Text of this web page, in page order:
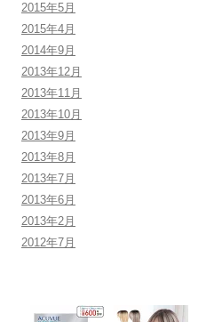
2015年5月
2015年4月
2014年9月
2013年12月
2013年11月
2013年10月
2013年9月
2013年8月
2013年7月
2013年6月
2013年2月
2012年7月